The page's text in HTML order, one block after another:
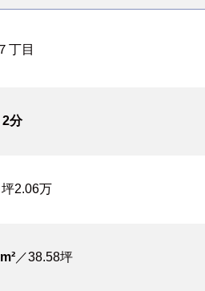
丁目
2分
2.06万
／38.58坪